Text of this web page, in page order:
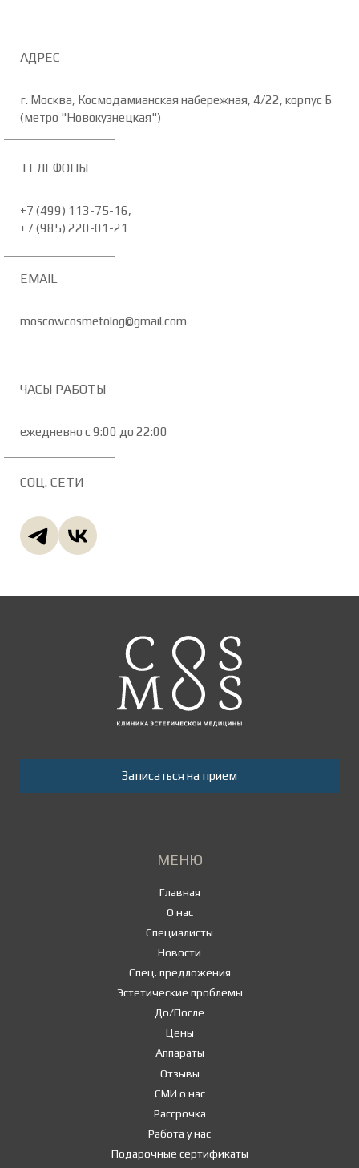
АДРЕС
г. Москва, Космодамианская набережная, 4/22, корпус Б
(метро "Новокузнецкая")
ТЕЛЕФОНЫ
+7 (499) 113-75-16,
+7 (985) 220-01-21
EMAIL
moscowcosmetolog@gmail.com
ЧАСЫ РАБОТЫ
ежедневно с 9:00 до 22:00
СОЦ. СЕТИ
Записаться на прием
МЕНЮ
Главная
О нас
Специалисты
Новости
Спец. предложения
Эстетические проблемы
До/После
Цены
Аппараты
Отзывы
СМИ о нас
Рассрочка
Работа у нас
Подарочные сертификаты